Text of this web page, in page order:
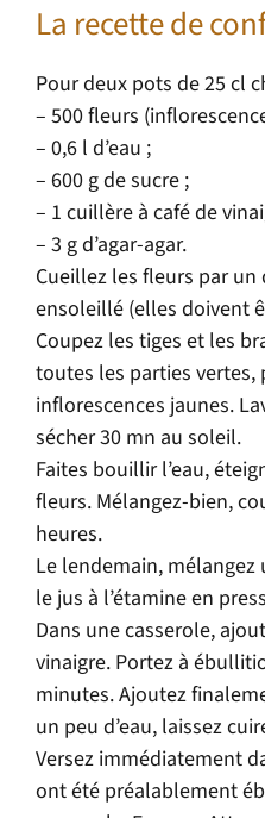
La recette de
Pour deux pots de 25 cl
– 500 fleurs
– 0,6 l d’eau ;
– 600 g de sucre ;
– 1 cuillère à café de
– 3 g d’agar-agar.
Cueillez les fleurs par un
ensoleillé (elles doivent
Coupez les tiges et les
toutes les parties vertes,
inflorescences jaunes.
sécher 30 mn au soleil.
Faites bouillir l’eau,
fleurs. Mélangez-bien,
heures.
Le lendemain,
le jus à l’étamine en
Dans une casserole,
vinaigre. Portez à
minutes. Ajoutez
un peu d’eau, laissez
Versez immédiatement
ont été préalablement